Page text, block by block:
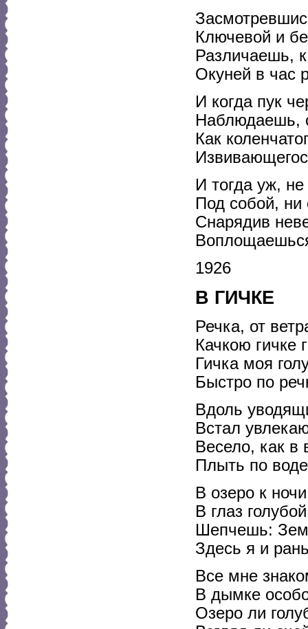
Ключевой и
Различаешь,
Окуней в час
И когда пук
Наблюдаешь,
Как
И тогда уж,
Под собой, ни
Снарядив
1926
В ГИЧКЕ
Речка, от
Качкою гичке
Гичка моя
Быстро по
Вдоль
Встал
Весело, как в
Плыть по
В озеро к
В глаз
Шепчешь:
Здесь я и
Все мне
В дымке
Озеро ли